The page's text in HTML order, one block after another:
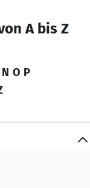
A bis Z
N O P